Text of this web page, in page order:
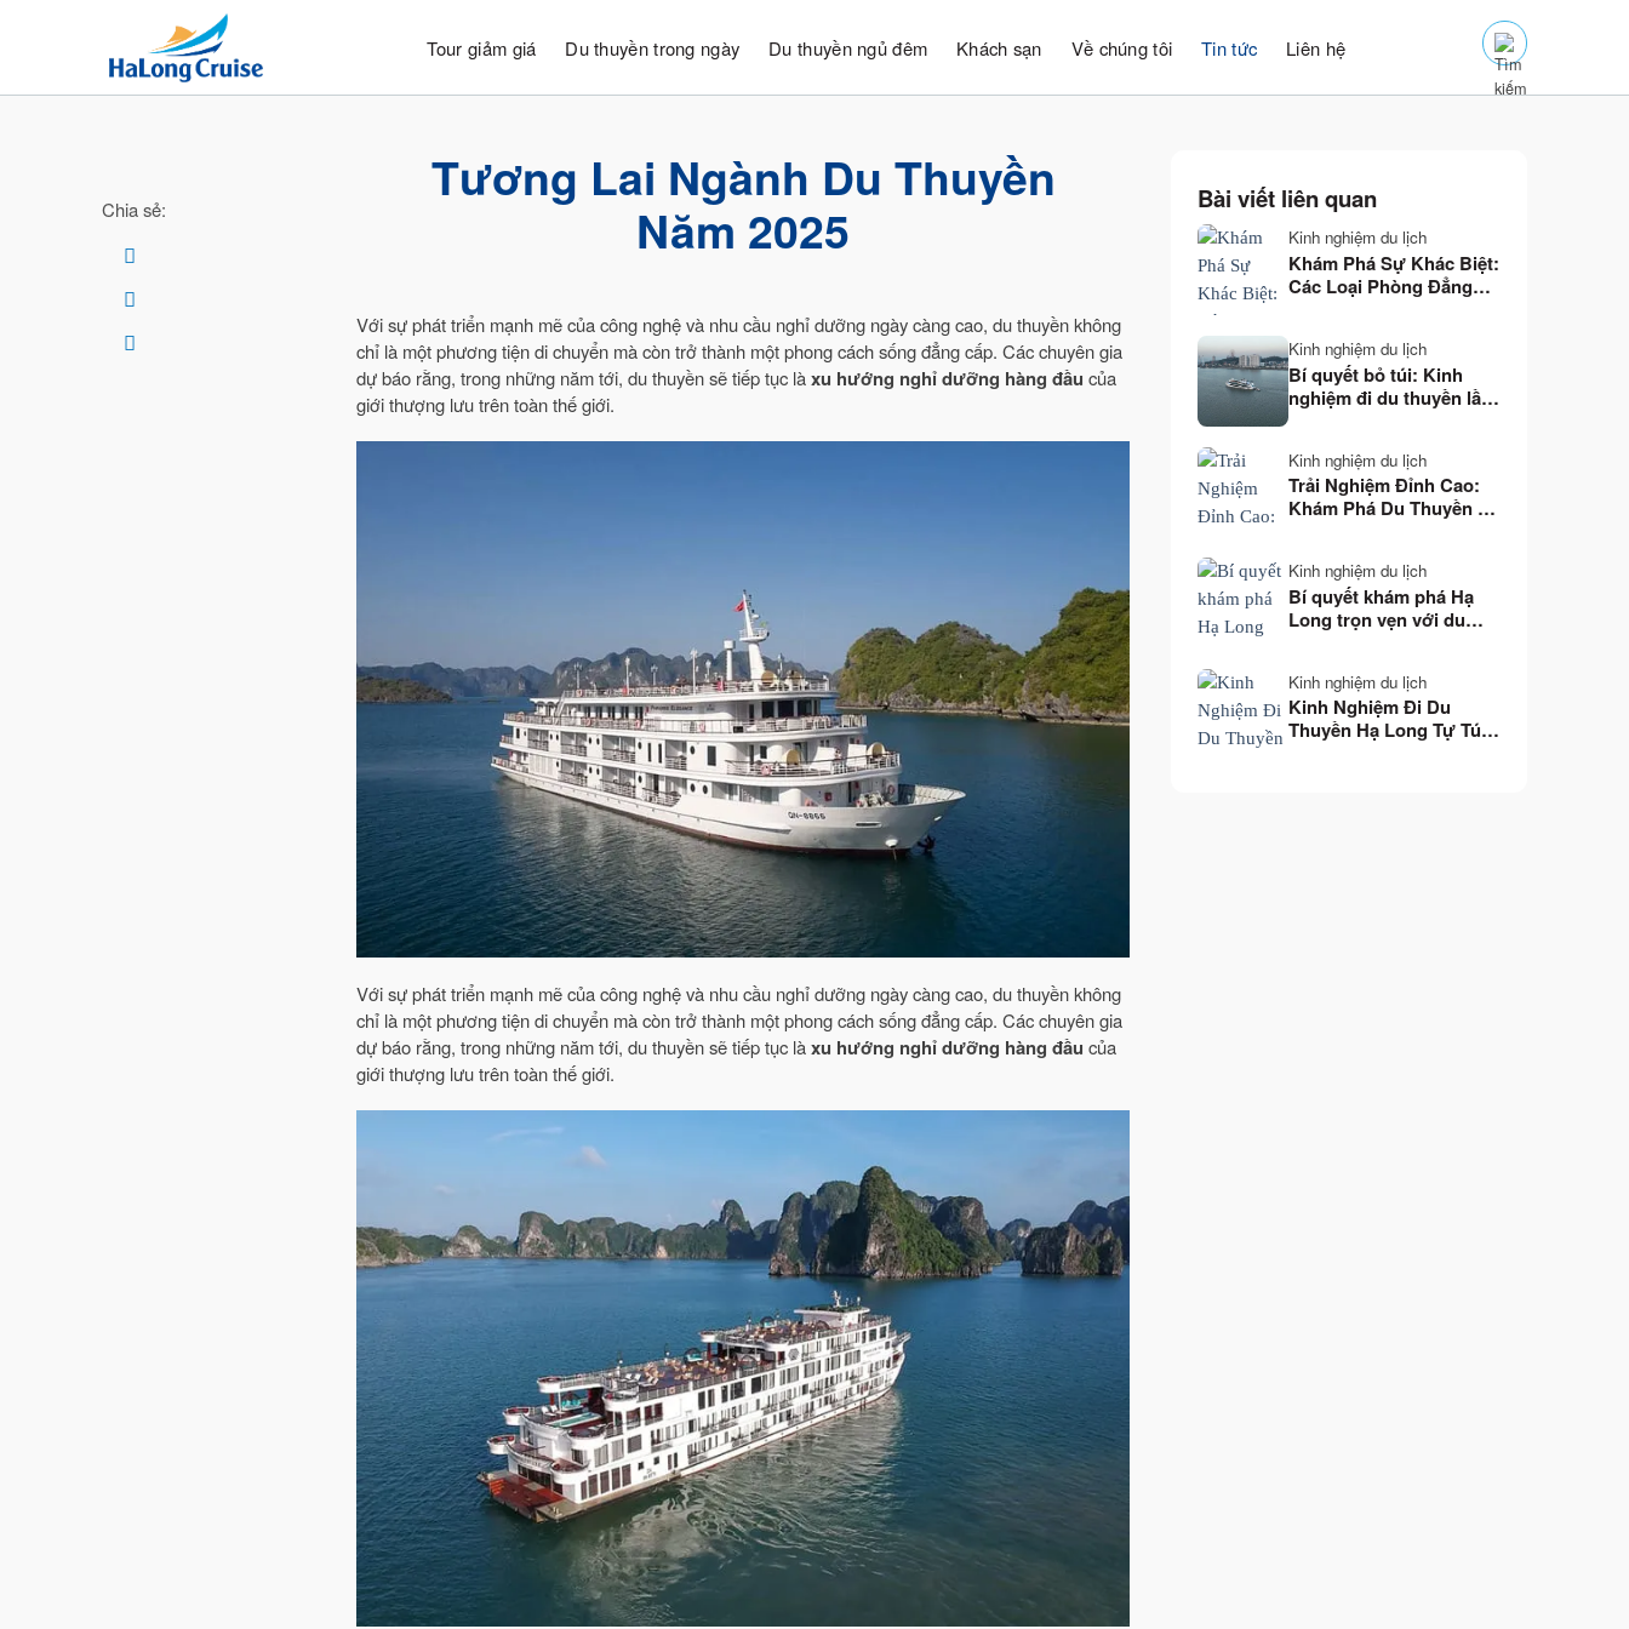
dung
Tour giảm giá Du thuyền trong ngày Du thuyền ngủ đêm Khách sạn Về chúng tôi Tin tức Liên hệ
Chia sẻ:
Tương Lai Ngành Du Thuyền
Năm 2025
Với sự phát triển mạnh mẽ của công nghệ và nhu cầu nghỉ dưỡng ngày càng cao, du thuyền không
chỉ là một phương tiện di chuyển mà còn trở thành một phong cách sống đẳng cấp. Các chuyên gia
dự báo rằng, trong những năm tới, du thuyền sẽ tiếp tục làxu hướng nghỉ dưỡng hàng đầu của
giới thượng lưu trên toàn thế giới.
Với sự phát triển mạnh mẽ của công nghệ và nhu cầu nghỉ dưỡng ngày càng cao, du thuyền không
chỉ là một phương tiện di chuyển mà còn trở thành một phong cách sống đẳng cấp. Các chuyên gia
dự báo rằng, trong những năm tới, du thuyền sẽ tiếp tục làxu hướng nghỉ dưỡng hàng đầu của
giới thượng lưu trên toàn thế giới.
Bài viết liên quan
Kinh nghiệm du lịch
Khám Phá Sự Khác Biệt:
Các Loại Phòng Đẳng
Kinh nghiệm du lịch
Bí quyết bỏ túi: Kinh
nghiệm đi du thuyền lần
Kinh nghiệm du lịch
Trải Nghiệm Đỉnh Cao:
Khám Phá Du Thuyền 5
Kinh nghiệm du lịch
Bí quyết khám phá Hạ
Long trọn vẹn với du
Kinh nghiệm du lịch
Kinh Nghiệm Đi Du
Thuyền Hạ Long Tự Túc: